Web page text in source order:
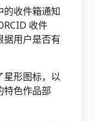
的收件箱通知
收件
据用户是否有
星形图标，以
特色作品部